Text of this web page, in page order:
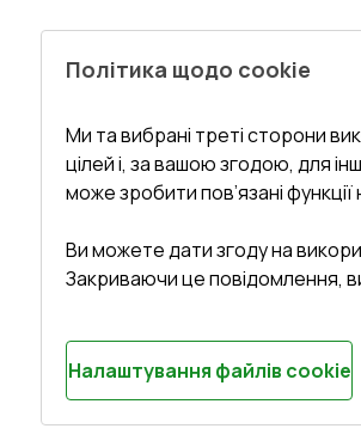
Політика щодо cookie
Ми та вибрані треті сторони
цілей і, за вашою згодою, для
може зробити пов’язані
Ви можете дати згоду на
Закриваючи це повідомлення,
Налаштування файлів cookie